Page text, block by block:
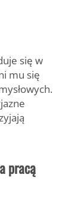
się w
mu się
pracą